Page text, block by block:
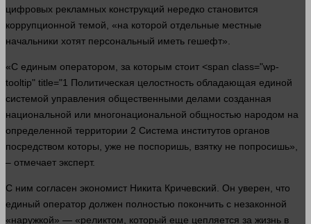
цифровых рекламных конструкций нередко становится
коррупционной темой, «на которой отдельные местные
начальники хотят персональный иметь гешефт».
«С единым оператором, за которым стоит <span class="wp-
tooltip" title="1 Политическая целостность обладающая единой
системой управления общественными делами созданная
национальной или многонациональной общностью народом на
определенной территории 2 Система институтов органов
посредством которы, уже не поспоришь, взятку не попросишь»,
– отмечает эксперт.
С ним согласен экономист Никита Кричевский. Он уверен, что
единый оператор должен полностью покончить с незаконной
«наружкой» — «реликтом, который еще цепляется за жизнь в